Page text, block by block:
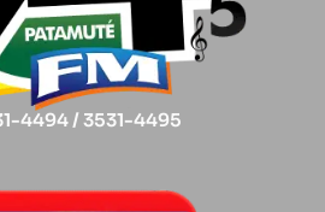
4494 / 3531-4495